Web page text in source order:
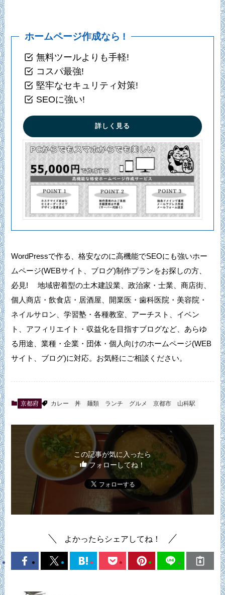
ホームページ作成なら !
無料ツールよりも手軽!
コスパ最強!
堅牢なセキュリティ対策!
SEOに強い!
詳しく見る
WordPressで作る、格安なのに高機能でSEOにも強いホー
ムページ(WEBサイト、ブログ)制作プランをお探しの方、
必見! 地域密着型の土木建設業、政治家・士業、商店街、
個人商店・飲食店・居酒屋、開業医・歯科医院・美容院・
ネイルサロン、学習塾・各種教室、アーチスト、イベン
ト、アフィリエイト・収益化を目指すブログなど、あらゆ
る用途、業種・企業・団体・個人向けのホームページ(WEB
サイト、ブログ)に対応。お気軽にご相談ください。
京都府 カレー 丼 麺類 ランチ グルメ 京都市 山科駅
この記事が気に入ったら
フォローしてね！
よかったらシェアしてね！